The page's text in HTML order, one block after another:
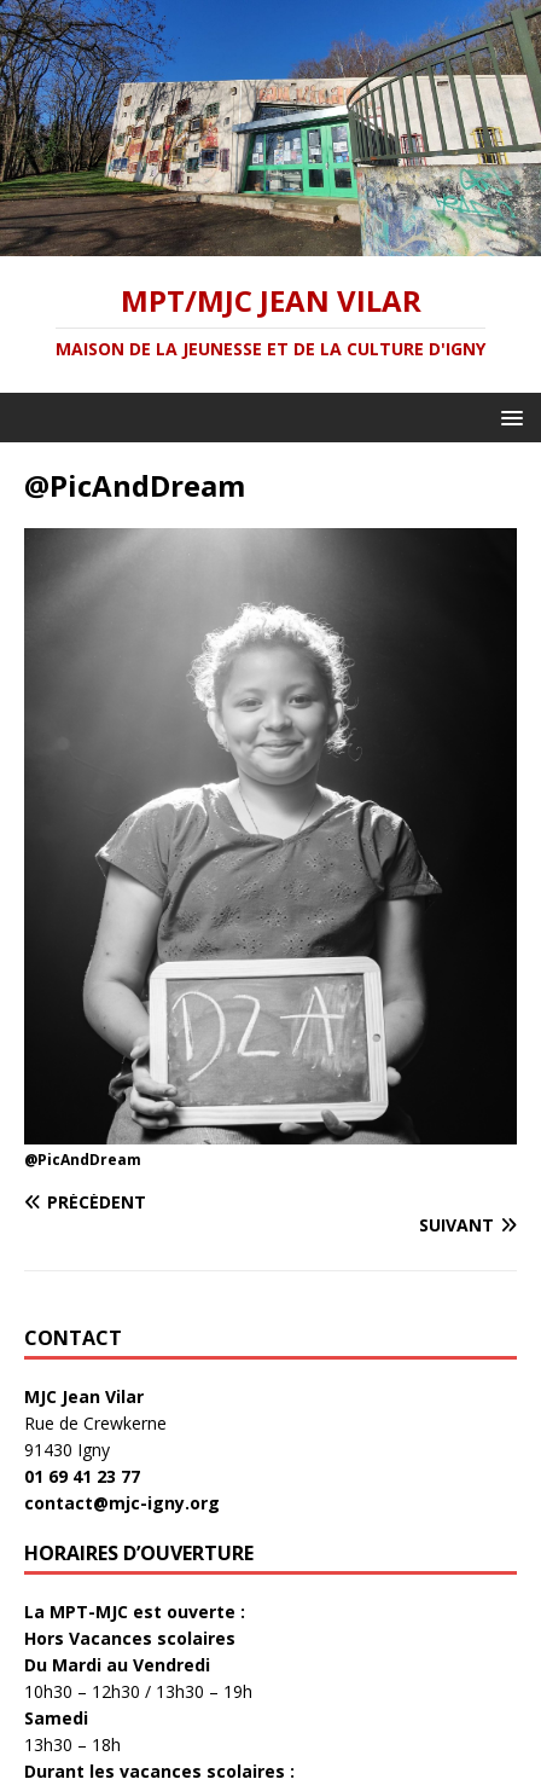
MPT/MJC JEAN VILAR
MAISON DE LA JEUNESSE ET DE LA CULTURE D'IGNY
@PicAndDream
@PicAndDream
PRÉCÉDENT
SUIVANT
CONTACT
MJC Jean Vilar
Rue de Crewkerne
91430 Igny
01 69 41 23 77
contact@mjc-igny.org
HORAIRES D’OUVERTURE
La MPT-MJC est ouverte :
Hors Vacances scolaires
Du Mardi au Vendredi
10h30 – 12h30 / 13h30 – 19h
Samedi
13h30 – 18h
Durant les vacances scolaires :